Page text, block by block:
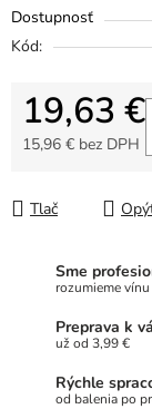
Dostupnosť
Kód:
19,63 €
15,96 € bez DPH
Tlač
Sme
rozumieme vínu
Preprava k
už od 3,99 €
Rýchle
od balenia po